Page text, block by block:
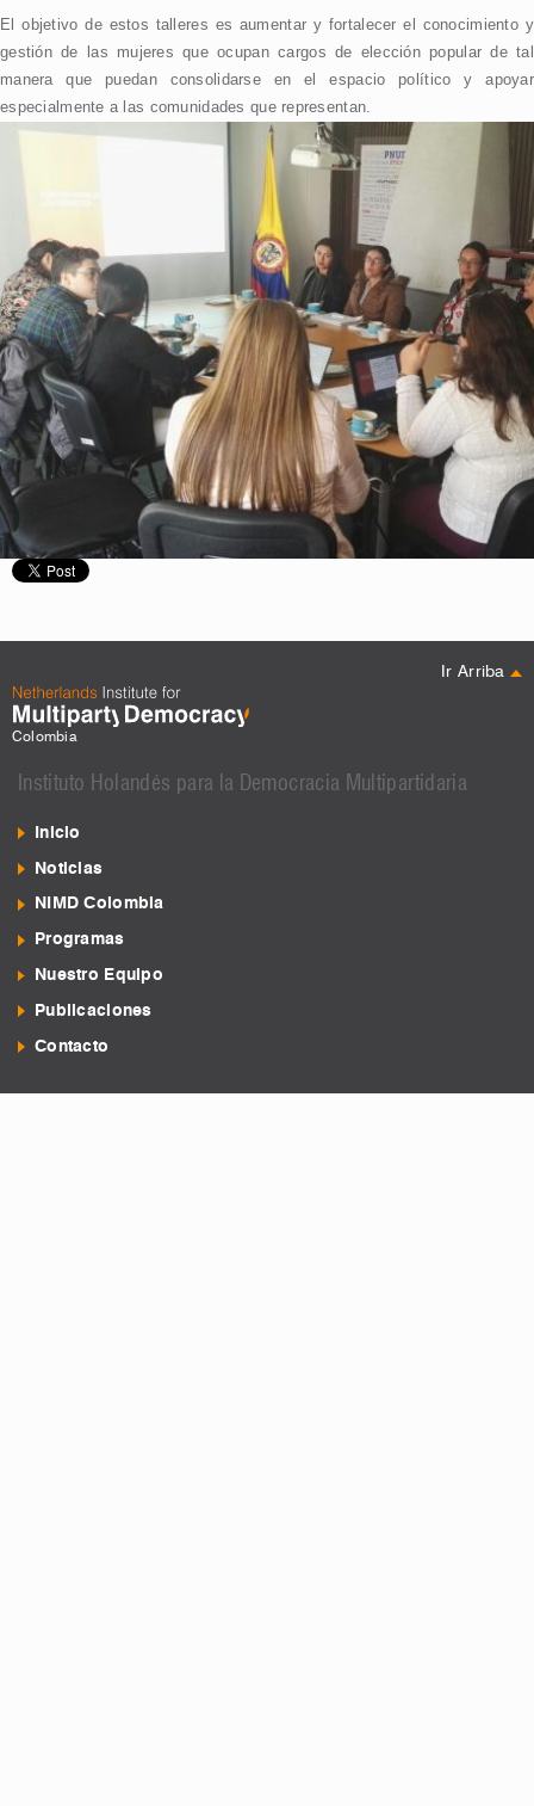
El objetivo de estos talleres es aumentar y fortalecer el conocimiento y
gestión de las mujeres que ocupan cargos de elección popular de tal
manera que puedan consolidarse en el espacio político y apoyar
especialmente a las comunidades que representan.
Ir Arriba
Colombia
Instituto Holandés para la Democracia Multipartidaria
Inicio
Noticias
NIMD Colombia
Programas
Nuestro Equipo
Publicaciones
Contacto